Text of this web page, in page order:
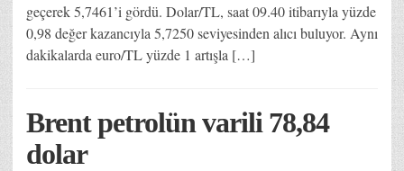
geçerek 5,7461’i gördü. Dolar/TL, saat 09.40 itibarıyla yüzde
0,98 değer kazancıyla 5,7250 seviyesinden alıcı buluyor. Aynı
dakikalarda euro/TL yüzde 1 artışla […]
Brent petrolün varili 78,84
dolar